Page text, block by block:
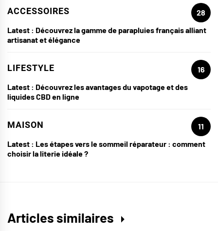
ACCESSOIRES
28
Latest : Découvrez la gamme de parapluies français alliant
artisanat et élégance
LIFESTYLE
16
Latest : Découvrez les avantages du vapotage et des
liquides CBD en ligne
MAISON
11
Latest : Les étapes vers le sommeil réparateur : comment
choisir la literie idéale ?
Articles similaires